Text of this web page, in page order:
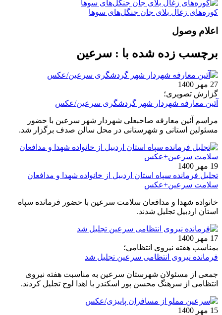
کوره‌های زغال بلای جان جنگل‌های سوها
اعلام وصول
برچسب زده شده با : سرعین
27 مهر 1400
گزارش تصویری؛
آئین معارفه شهردار شهر گردشگری سرعین/عکس
مراسم آئین معارفه صاحبعلی شهردار شهر سرعین با حضور
مسئولین استانی و شهرستانی در محل سالن صدف برگزار شد.
19 مهر 1400
تجلیل فرمانده سپاه استان اردبیل از خانواده شهدا و مدافعان
سلامت سرعین+عکس
خانواده شهدا و مدافعان سلامت سرعین با حضور فرمانده سپاه
استان اردبیل تجلیل شدند.
17 مهر 1400
بمناسب هفته نیروی انتظامی؛
فرمانده نیروی انتظامی سرعین تجلیل شد
جمعی از مسئولان شهرستان سرعین به مناسبت هفته نیروی
انتظامی از سرهنگ محسن پور اسکندر با اهدا لوح تجلیل کردند.
15 مهر 1400